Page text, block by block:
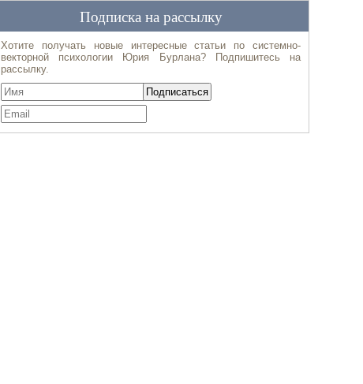
Подписка на рассылку
Хотите получать новые интересные статьи по системно-
векторной психологии Юрия Бурлана? Подпишитесь на
рассылку.